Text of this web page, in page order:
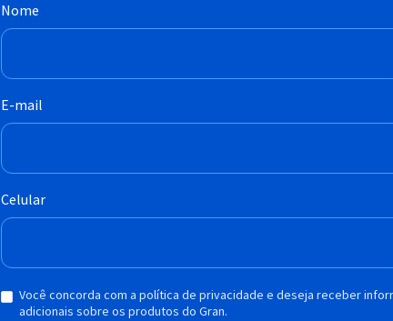
Nome
E-mail
Celular
Você concorda com a política de privacidade e deseja receber
adicionais sobre os produtos do Gran.